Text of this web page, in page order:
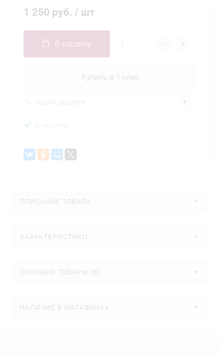
1 250 руб. / шт
В корзину
Купить в 1 клик
В наличии
ОПИСАНИЕ ТОВАРА
ХАРАКТЕРИСТИКИ
ПОХОЖИЕ ТОВАРЫ (8)
НАЛИЧИЕ В МАГАЗИНАХ